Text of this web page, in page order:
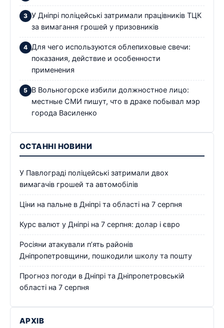
У Дніпрі поліцейські затримали працівників ТЦК
за вимагання грошей у призовників
Для чего используются облепиховые свечи:
показания, действие и особенности
применения
В Вольногорске избили должностное лицо:
местные СМИ пишут, что в драке побывал мэр
города Василенко
ОСТАННІ НОВИНИ
У Павлограді поліцейські затримали двох
вимагачів грошей та автомобілів
Ціни на пальне в Дніпрі та області на 7 серпня
Курс валют у Дніпрі на 7 серпня: долар і євро
Росіяни атакували п’ять районів
Дніпропетровщини, пошкодили школу та пошту
Прогноз погоди в Дніпрі та Дніпропетровській
області на 7 серпня
АРХІВ